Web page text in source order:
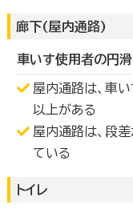
廊下(屋内通路)
車いす使用者の円
屋内通路は、車い
以上がある
屋内通路は、段
ている
トイレ